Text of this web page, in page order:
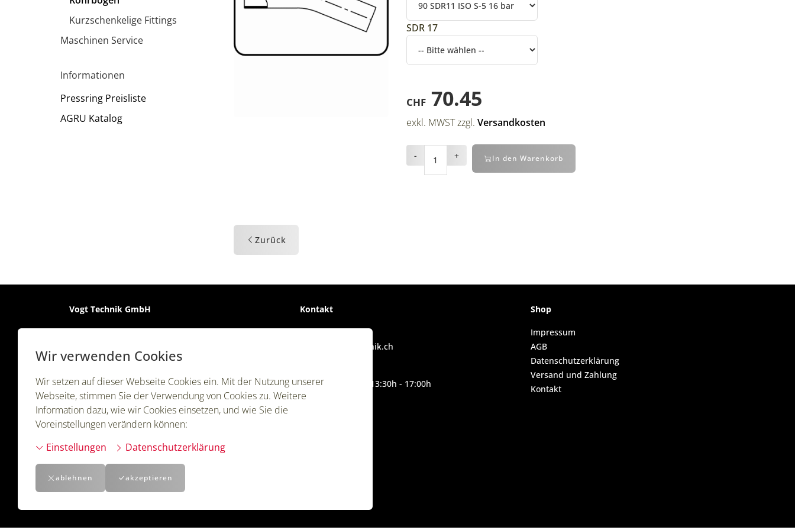
Wir verwenden Cookies
Wir setzen auf dieser Webseite Cookies ein. Mit der Nutzung unserer
Webseite, stimmen Sie der Verwendung von Cookies zu. Weitere
Information dazu, wie wir Cookies einsetzen, und wie Sie die
Voreinstellungen verändern können:
Einstellungen
Datenschutzerklärung
ablehnen akzeptieren
SDR 17
CHF 70.45
exkl. MWST zzgl. Versandkosten
- + In den Warenkorb
Zurück
Kurzschenkelige Fittings
Maschinen Service
Informationen
Pressring Preisliste
AGRU Katalog
Vogt Technik GmbH
Nordring 2
8854 Siebnen
Kontakt
T:055 440 66 55
info@vogt-technik.ch
08:00h - 12:00h | 13:30h - 17:00h
Shop
Impressum
AGB
Datenschutzerklärung
Versand und Zahlung
Kontakt